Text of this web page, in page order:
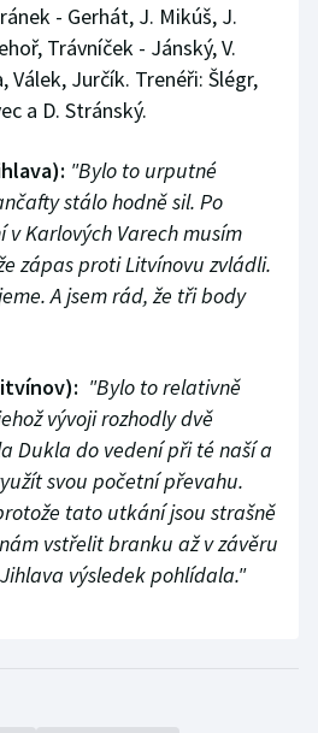
- Gerhát, J. Mikúš, J.
Trávníček - Jánský, V.
Válek, Jurčík. Trenéři: Šlégr,
a D. Stránský.
"Bylo to urputné
stálo hodně sil. Po
Karlových Varech musím
zápas proti Litvínovu zvládli.
A jsem rád, že tři body
"Bylo to relativně
vývoji rozhodly dvě
Dukla do vedení při té naší a
svou početní převahu.
tato utkání jsou strašně
vstřelit branku až v závěru
výsledek pohlídala."